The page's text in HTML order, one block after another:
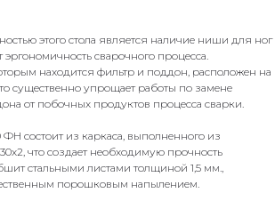
этого стола является наличие ниши для ног
сварочного процесса.
находится фильтр и поддон, расположен на
существенно упрощает работы по замене
от побочных продуктов процесса сварки.
состоит из каркаса, выполненного из
что создает необходимую прочность
стальными листами толщиной 1,5 мм.,
порошковым напылением.